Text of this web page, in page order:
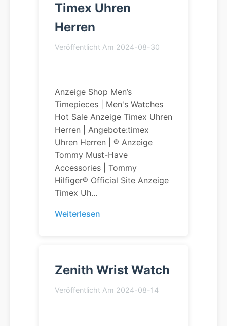
Timex Uhren
Herren
Veröffentlicht Am 2024-08-30
Anzeige Shop Men’s
Timepieces | Men's Watches
Hot Sale Anzeige Timex Uhren
Herren | Angebote:timex
Uhren Herren | ® Anzeige
Tommy Must-Have
Accessories | Tommy
Hilfiger® Official Site Anzeige
Timex Uh...
Weiterlesen
Zenith Wrist Watch
Veröffentlicht Am 2024-08-14